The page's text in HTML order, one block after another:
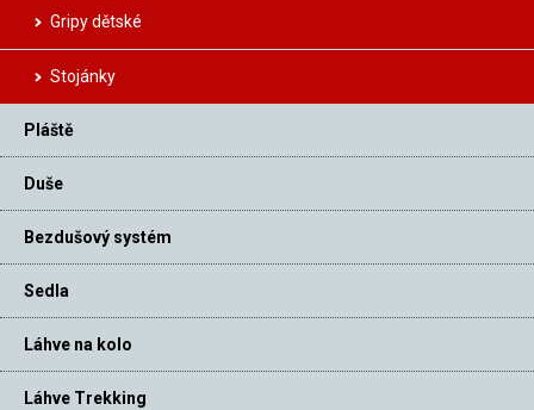
Gripy dětské
Stojánky
Pláště
Duše
Bezdušový systém
Sedla
Láhve na kolo
Láhve Trekking